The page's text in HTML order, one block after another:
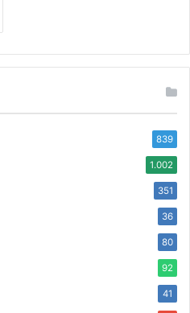
839
1.002
351
36
80
92
41